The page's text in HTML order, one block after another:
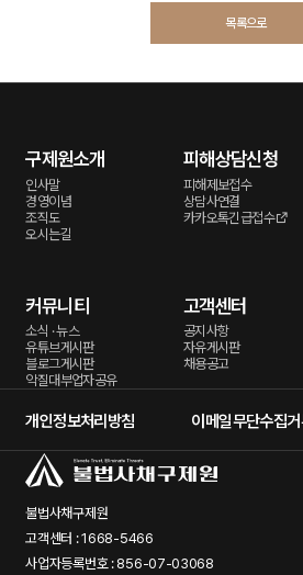
목록으로
구제원소개
인사말
경영이념
조직도
오시는길
피해상담신청
피해제보접수
상담사연결
카카오톡긴급접수
커뮤니티
소식 · 뉴스
유튜브게시판
블로그게시판
악질대부업자공유
고객센터
공지사항
자유게시판
채용공고
개인정보처리방침 이메일무단수집
불법사채구제원
고객센터 : 1668-5466
사업자등록번호 : 856-07-03068